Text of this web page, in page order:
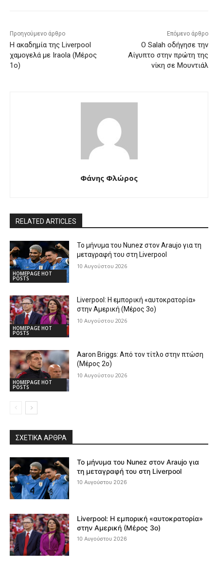
Προηγούμενο άρθρο
Η ακαδημία της Liverpool
χαμογελά με Iraola (Μέρος
1ο)
Επόμενο άρθρο
Ο Salah οδήγησε την
Αίγυπτο στην πρώτη της
νίκη σε Μουντιάλ
Φάνης Φλώρος
RELATED ARTICLES
HOMEPAGE HOT
POSTS
Το μήνυμα του Nunez στον Araujo για τη
μεταγραφή του στη Liverpool
10 Αυγούστου 2026
HOMEPAGE HOT
POSTS
Liverpool: Η εμπορική «αυτοκρατορία»
στην Αμερική (Μέρος 3ο)
10 Αυγούστου 2026
HOMEPAGE HOT
POSTS
Aaron Briggs: Από τον τίτλο στην πτώση
(Μέρος 2ο)
10 Αυγούστου 2026
ΣΧΕΤΙΚΆ ΆΡΘΡΑ
Το μήνυμα του Nunez στον Araujo για
τη μεταγραφή του στη Liverpool
10 Αυγούστου 2026
Liverpool: Η εμπορική «αυτοκρατορία»
στην Αμερική (Μέρος 3ο)
10 Αυγούστου 2026